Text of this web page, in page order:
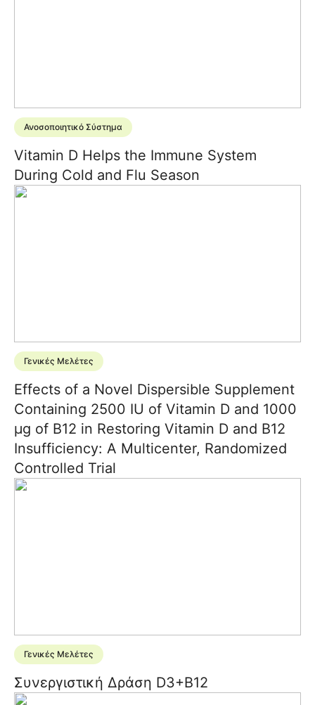
Ανοσοποιητικό Σύστημα
Vitamin D Helps the Immune System
During Cold and Flu Season
Γενικές Μελέτες
Effects of a Novel Dispersible Supplement
Containing 2500 IU of Vitamin D and 1000
μg of B12 in Restoring Vitamin D and B12
Insufficiency: A Multicenter, Randomized
Controlled Trial
Γενικές Μελέτες
Συνεργιστική Δράση D3+B12